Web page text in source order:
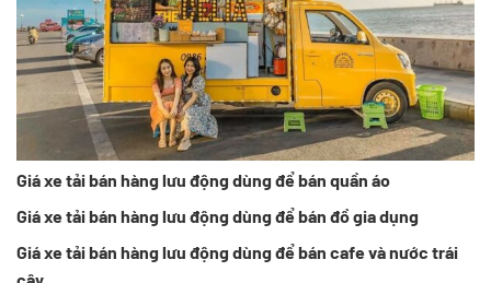
Giá xe tải bán hàng lưu động dùng để bán quần áo
Giá xe tải bán hàng lưu động dùng để bán đồ gia dụng
Giá xe tải bán hàng lưu động dùng để bán cafe và nước trái